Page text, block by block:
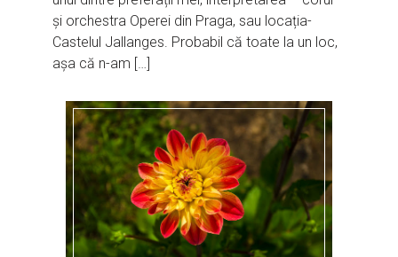
și orchestra Operei din Praga, sau locația-
Castelul Jallanges. Probabil că toate la un loc,
așa că n-am […]